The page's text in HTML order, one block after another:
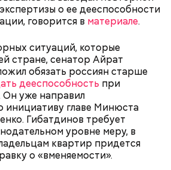
о ее дееспособности
говорится в материале.
ситуаций, которые
стране, сенатор Айрат
обязать россиян старше
дееспособность при
уже направил
главе Минюста
Гибатдинов требует
уровне меру, в
квартир придется
о «вменяемости».
сливками
либо грунтовые.